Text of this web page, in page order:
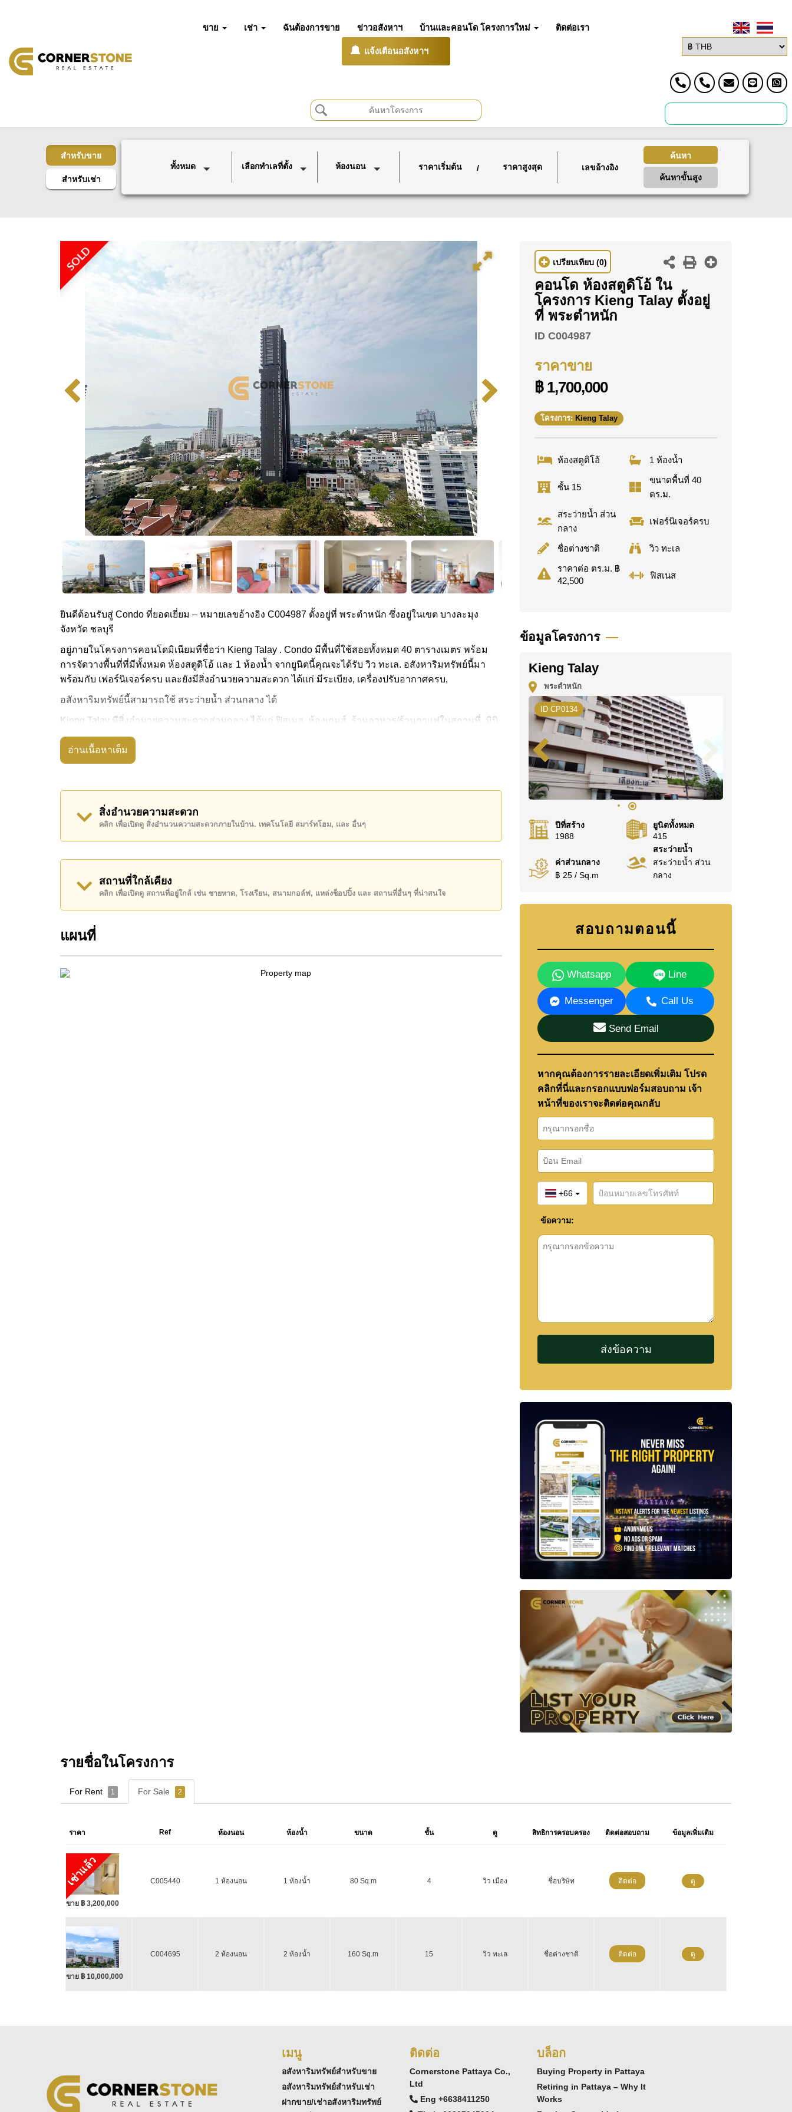
ขาย เช่า ฉันต้องการขาย ข่าวอสังหาฯ บ้านและคอนโด โครงการใหม่ ติดต่อเรา
แจ้งเตือนอสังหาฯ
สำหรับขาย
สำหรับเช่า
ทั้งหมด เลือกทำเลที่ตั้ง ห้องนอน ราคาเริ่มต้น / ราคาสูงสุด
ค้นหา
ค้นหาขั้นสูง
SOLD
ยินดีต้อนรับสู่ Condo ที่ยอดเยี่ยม – หมายเลขอ้างอิง C004987 ตั้งอยู่ที่ พระตำหนัก ซึ่งอยู่ในเขต บางละมุง
จังหวัด ชลบุรี
อยู่ภายในโครงการคอนโดมิเนียมที่ชื่อว่า Kieng Talay . Condo มีพื้นที่ใช้สอยทั้งหมด 40 ตารางเมตร พร้อม
การจัดวางพื้นที่ที่มีทั้งหมด ห้องสตูดิโอ้ และ 1 ห้องน้ำ จากยูนิตนี้คุณจะได้รับ วิว ทะเล. อสังหาริมทรัพย์นี้มา
พร้อมกับ เฟอร์นิเจอร์ครบ และยังมีสิ่งอำนวยความสะดวก ได้แก่ มีระเบียง, เครื่องปรับอากาศครบ,
อสังหาริมทรัพย์นี้สามารถใช้ สระว่ายน้ำ ส่วนกลาง ได้
Kieng Talay มีสิ่งอำนวยความสะดวกส่วนกลาง ได้แก่ ฟิสเนส, ห้องเกมส์, ร้านอาหาร/ร้านกาแฟในสถานที่, มินิ
มาร์ท
สถานที่สำคัญใกล้ Kieng Talay ได้แก่: เดินทางไปชายหาดได้ง่าย, ไกล้เคียงรถประจำทาง , พัทยาปาร์ค, ถนน
อสังหาริมทรัพย์นี้มีไว้สำหรับขายในราคา ฿ 1,700,000 บาท คิดเป็น ฿ 42,500 บาทต่อตารางเมตร
โฉนดที่ดินของอสังหาริมทรัพย์นี้อยู่ภายใต้กรรมสิทธิ์ ชื่อต่างชาติ โดยมี ค่าโอนคนละครึ่ง
ค้นพบโอกาสในการทำให้ที่อยู่อาศัยนี้เป็นบ้านในฝันของคุณ!
WhatsApp ของสำนักงาน:
อ่านเนื้อหาเต็ม
สิ่งอำนวยความสะดวก
คลิก เพื่อเปิดดู สิ่งอำนวนความสะดวกภายในบ้าน. เทคโนโลยี สมาร์ทโฮม, และ อื่นๆ
สถานที่ใกล้เคียง
คลิก เพื่อเปิดดู สถานที่อยู่ใกล้ เช่น ชายหาด, โรงเรียน, สนามกอล์ฟ, แหล่งช็อปปิ้ง และ สถานที่อื่นๆ ที่น่าสนใจ
แผนที่
เปรียบเทียบ (0)
คอนโด ห้องสตูดิโอ้ ใน
โครงการ Kieng Talay ตั้งอยู่
ที่ พระตำหนัก
ID C004987
ราคาขาย
฿ 1,700,000
โครงการ: Kieng Talay
ห้องสตูดิโอ้ 1 ห้องน้ำ
ชั้น 15
ขนาดพื้นที่ 40
ตร.ม.
สระว่ายน้ำ ส่วน
กลาง
เฟอร์นิเจอร์ครบ
ชื่อต่างชาติ
วิว ทะเล
ราคาต่อ ตร.ม. ฿
42,500
ฟิสเนส
ข้อมูลโครงการ
Kieng Talay
พระตำหนัก
ID CP0134
ปีที่สร้าง
1988
ยูนิตทั้งหมด
415
ค่าส่วนกลาง
฿ 25 / Sq.m
สระว่ายน้ำ
สระว่ายน้ำ ส่วน
กลาง
สอบถามตอนนี้
Whatsapp Line
Messenger Call Us
Send Email
หากคุณต้องการรายละเอียดเพิ่มเติม โปรด
คลิกที่นี่และกรอกแบบฟอร์มสอบถาม เจ้า
หน้าที่ของเราจะติดต่อคุณกลับ
+66
ข้อความ:
รายชื่อในโครงการ
For Rent 1 For Sale 2
ราคา Ref ห้องนอน ห้องน้ำ ขนาด ชั้น ดู สิทธิการครอบครอง ติดต่อสอบถาม ข้อมูลเพิ่มเติม
เช่าแล้ว
ขาย ฿ 3,200,000
C005440 1 ห้องนอน 1 ห้องน้ำ 80 Sq.m 4 วิว เมือง ชื่อบริษัท ติดต่อ ดู
ขาย ฿ 10,000,000
C004695 2 ห้องนอน 2 ห้องน้ำ 160 Sq.m 15 วิว ทะเล ชื่อต่างชาติ ติดต่อ ดู
เมนู
อสังหาริมทรัพย์สำหรับขาย
อสังหาริมทรัพย์สำหรับเช่า
ฝากขาย/เช่าอสังหาริมทรัพย์
ติดต่อ
Cornerstone Pattaya Co.,
Ltd
Eng +6638411250
บล็อก
Buying Property in Pattaya
Retiring in Pattaya – Why It
Works